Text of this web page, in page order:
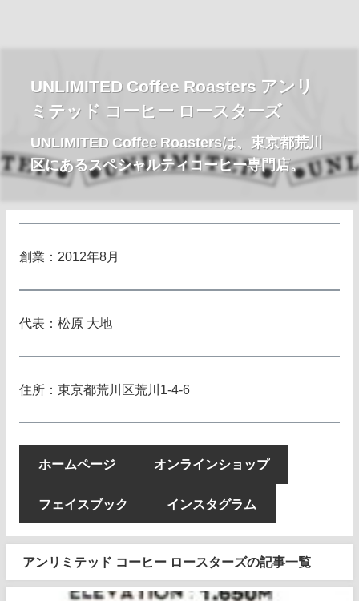
UNLIMITED Coffee Roasters アンリ
ミテッド コーヒー ロースターズ
UNLIMITED Coffee Roastersは、東京都荒川
区にあるスペシャルティコーヒー専門店。
創業：2012年8月
代表：松原 大地
住所：東京都荒川区荒川1-4-6
ホームページ オンラインショップ
フェイスブック インスタグラム
アンリミテッド コーヒー ロースターズの記事一覧